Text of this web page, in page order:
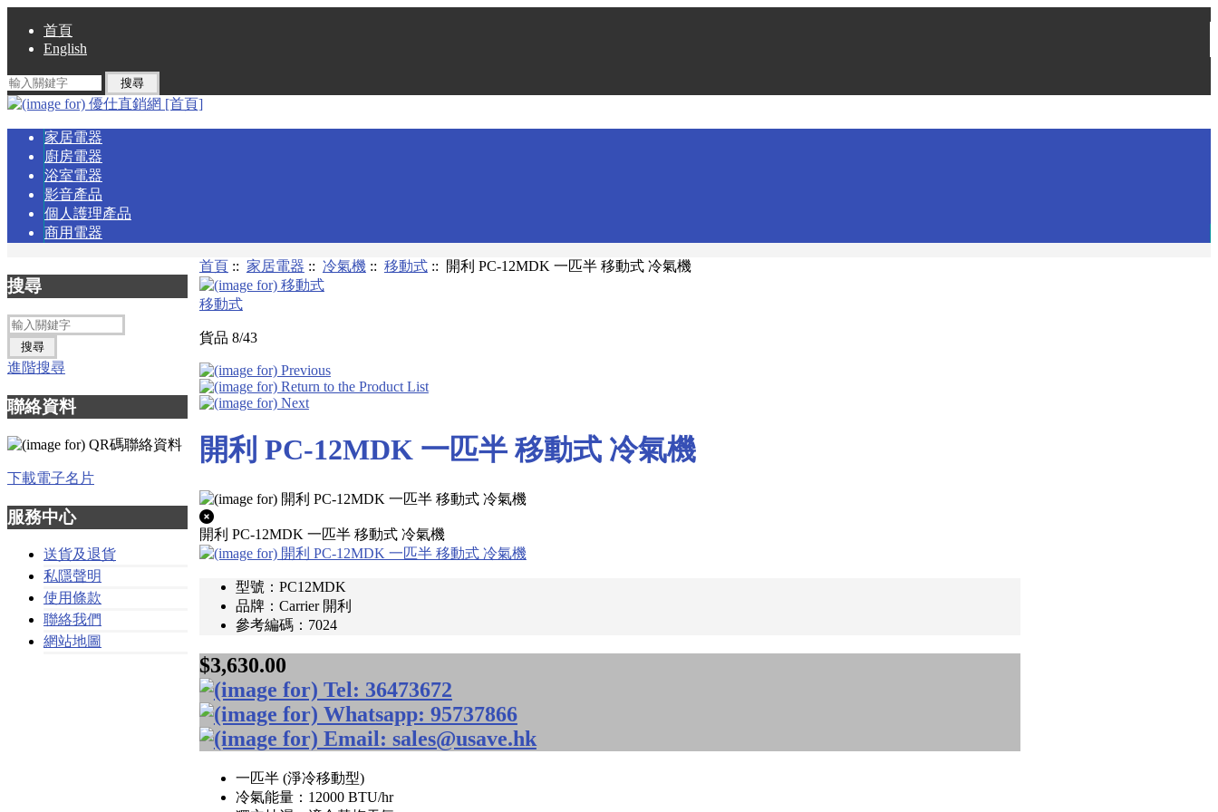
首頁
English
家居電器
廚房電器
浴室電器
影音產品
個人護理產品
商用電器
搜尋
進階搜尋
聯絡資料
下載電子名片
服務中心
送貨及退貨
私隱聲明
使用條款
聯絡我們
網站地圖
首頁:: 家居電器 :: 冷氣機:: 移動式:: 開利 PC-12MDK 一匹半 移動式 冷氣機
移動式
貨品 8/43
開利 PC-12MDK 一匹半 移動式 冷氣機
開利 PC-12MDK 一匹半 移動式 冷氣機
型號：PC12MDK
品牌：Carrier 開利
參考編碼：7024
$3,630.00
一匹半 (淨冷移動型)
冷氣能量：12000 BTU/hr